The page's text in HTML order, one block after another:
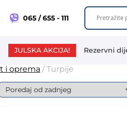
065 / 655 - 111
JULSKA AKCIJA! Rezervni
i oprema / Turpije